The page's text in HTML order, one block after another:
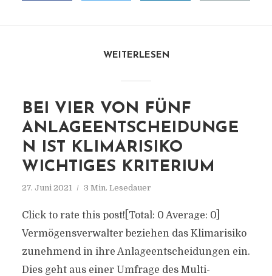
WEITERLESEN
BEI VIER VON FÜNF
ANLAGEENTSCHEIDUNGE
N IST KLIMARISIKO
WICHTIGES KRITERIUM
27. Juni 2021 3 Min. Lesedauer
Click to rate this post![Total: 0 Average: 0]
Vermögensverwalter beziehen das Klimarisiko
zunehmend in ihre Anlageentscheidungen ein.
Dies geht aus einer Umfrage des Multi-